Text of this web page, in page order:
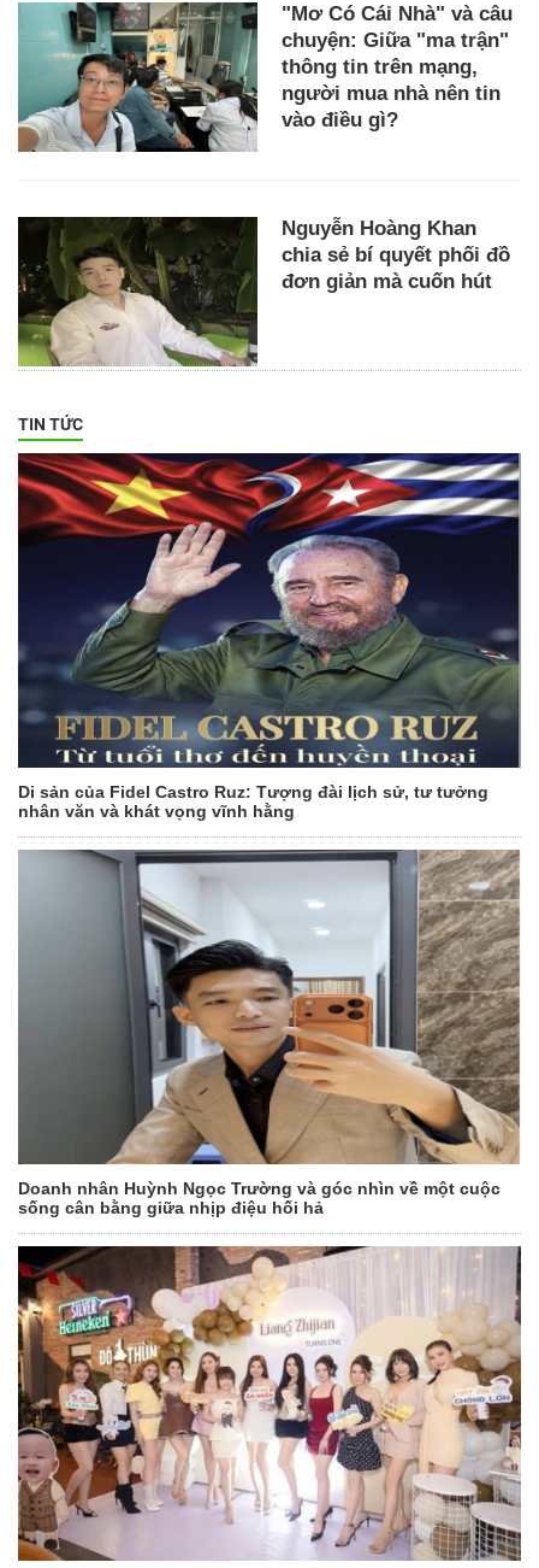
"Mơ Có Cái Nhà" và câu
chuyện: Giữa "ma trận"
thông tin trên mạng,
người mua nhà nên tin
vào điều gì?
Nguyễn Hoàng Khan
chia sẻ bí quyết phối đồ
đơn giản mà cuốn hút
TIN TỨC
Di sản của Fidel Castro Ruz: Tượng đài lịch sử, tư tưởng
nhân văn và khát vọng vĩnh hằng
Doanh nhân Huỳnh Ngọc Trường và góc nhìn về một cuộc
sống cân bằng giữa nhịp điệu hối hả